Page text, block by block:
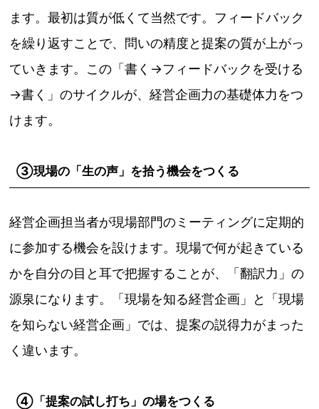
ます。最初は質が低くて当然です。フィードバック
を繰り返すことで、問いの精度と提案の質が上がっ
ていきます。この「書く→フィードバックを受ける
→書く」のサイクルが、経営企画力の基礎体力をつ
けます。
③現場の「生の声」を拾う機会をつくる
経営企画担当者が現場部門のミーティングに定期的
に参加する機会を設けます。現場で何が起きている
かを自分の目と耳で把握することが、「翻訳力」の
源泉になります。「現場を知る経営企画」と「現場
を知らない経営企画」では、提案の説得力がまった
く違います。
④「提案の試し打ち」の場をつくる